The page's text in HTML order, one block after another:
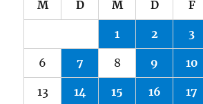
M D M D F
1 2 3
6 7 8 9 10
13 14 15 16 17